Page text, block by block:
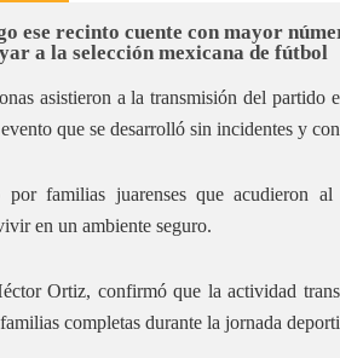
ese recinto cuente con mayor
a la selección mexicana de fútbol
asistieron a la transmisión del partido
que se desarrolló sin incidentes y
por familias juarenses que acudieron
en un ambiente seguro.
Ortiz, confirmó que la actividad
completas durante la jornada